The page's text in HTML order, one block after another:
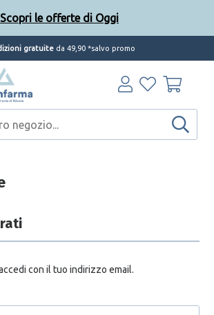
gratuite da 49,90 *salvo promo
con il tuo indirizzo email.
Scopri le offerte di Oggi
Scopri le offerte di Oggi